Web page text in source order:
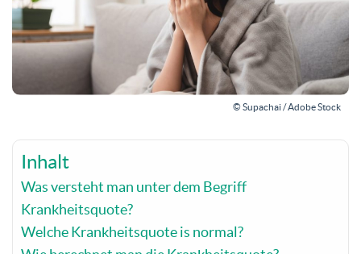
© Supachai / Adobe Stock
Inhalt
Was versteht man unter dem Begriff
Krankheitsquote?
Welche Krankheitsquote is normal?